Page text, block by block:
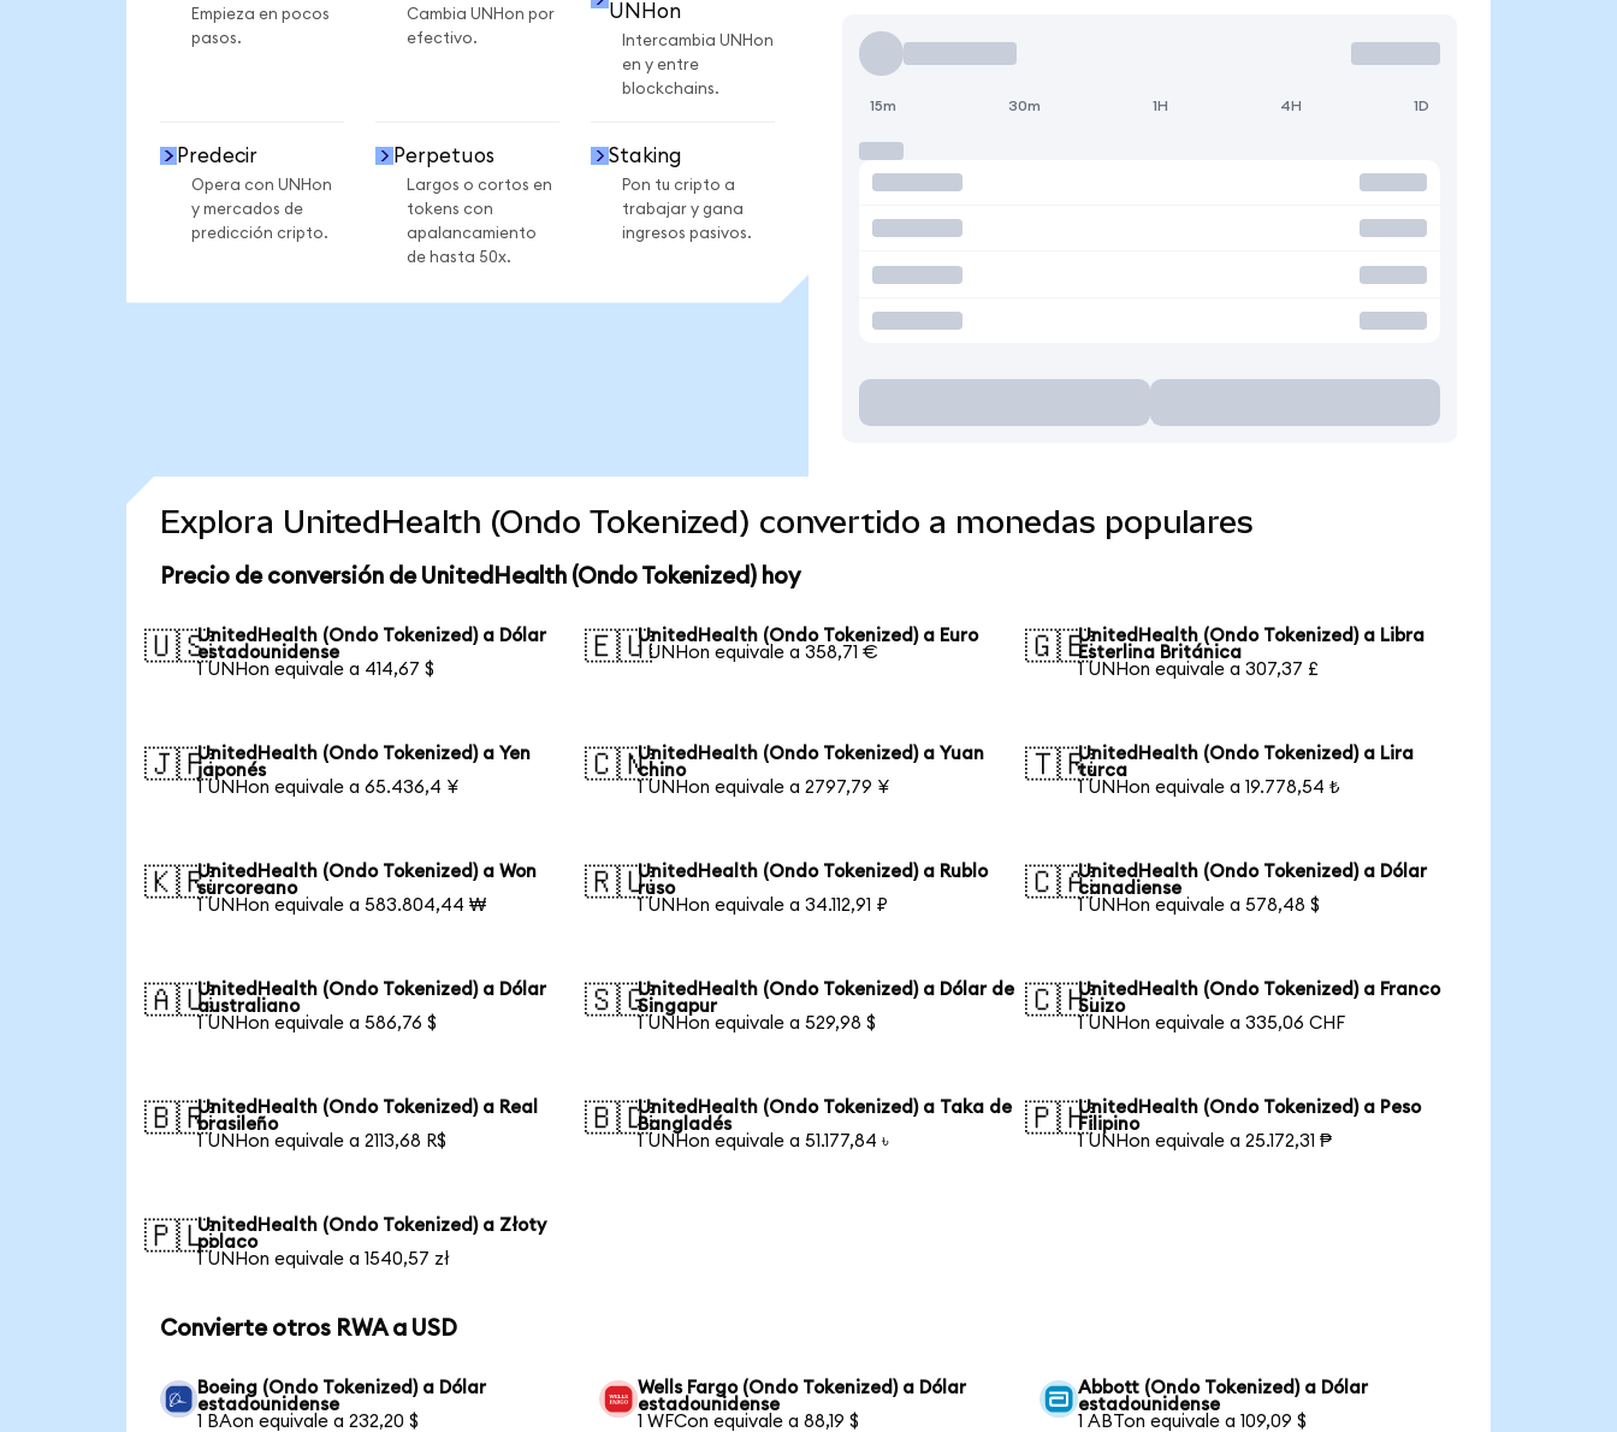
Empieza en pocos
pasos.
Cambia UNHon por
efectivo.
UNHon
Intercambia UNHon
en y entre
blockchains.
Predecir
Opera con UNHon
y mercados de
predicción cripto.
Perpetuos
Largos o cortos en
tokens con
apalancamiento
de hasta 50x.
Staking
Pon tu cripto a
trabajar y gana
ingresos pasivos.
15m 30m 1H 4H 1D
Explora UnitedHealth (Ondo Tokenized) convertido a monedas populares
Precio de conversión de UnitedHealth (Ondo Tokenized) hoy
🇺🇸UnitedHealth (Ondo Tokenized) a Dólar
estadounidense
1 UNHon equivale a 414,67 $
🇪🇺UnitedHealth (Ondo Tokenized) a Euro
1 UNHon equivale a 358,71 €
🇬🇧UnitedHealth (Ondo Tokenized) a Libra
Esterlina Británica
1 UNHon equivale a 307,37 £
🇯🇵UnitedHealth (Ondo Tokenized) a Yen
japonés
1 UNHon equivale a 65.436,4 ¥
🇨🇳UnitedHealth (Ondo Tokenized) a Yuan
chino
1 UNHon equivale a 2797,79 ¥
🇹🇷UnitedHealth (Ondo Tokenized) a Lira
turca
1 UNHon equivale a 19.778,54 ₺
🇰🇷UnitedHealth (Ondo Tokenized) a Won
surcoreano
1 UNHon equivale a 583.804,44 ₩
🇷🇺UnitedHealth (Ondo Tokenized) a Rublo
ruso
1 UNHon equivale a 34.112,91 ₽
🇨🇦UnitedHealth (Ondo Tokenized) a Dólar
canadiense
1 UNHon equivale a 578,48 $
🇦🇺UnitedHealth (Ondo Tokenized) a Dólar
australiano
1 UNHon equivale a 586,76 $
🇸🇬UnitedHealth (Ondo Tokenized) a Dólar de
Singapur
1 UNHon equivale a 529,98 $
🇨🇭UnitedHealth (Ondo Tokenized) a Franco
Suizo
1 UNHon equivale a 335,06 CHF
🇧🇷UnitedHealth (Ondo Tokenized) a Real
brasileño
1 UNHon equivale a 2113,68 R$
🇧🇩UnitedHealth (Ondo Tokenized) a Taka de
Bangladés
1 UNHon equivale a 51.177,84 ৳
🇵🇭UnitedHealth (Ondo Tokenized) a Peso
Filipino
1 UNHon equivale a 25.172,31 ₱
🇵🇱UnitedHealth (Ondo Tokenized) a Złoty
polaco
1 UNHon equivale a 1540,57 zł
Convierte otros RWA a USD
Boeing (Ondo Tokenized) a Dólar
estadounidense
1 BAon equivale a 232,20 $
Wells Fargo (Ondo Tokenized) a Dólar
estadounidense
1 WFCon equivale a 88,19 $
Abbott (Ondo Tokenized) a Dólar
estadounidense
1 ABTon equivale a 109,09 $